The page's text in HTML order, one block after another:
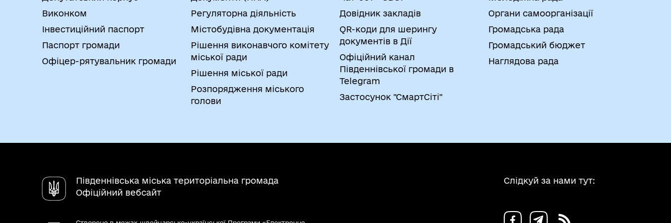
Виконком
Інвестиційний паспорт
Паспорт громади
Офіцер-рятувальник громади
Регуляторна діяльність
Містобудівна документація
Рішення виконавчого комітету
міської ради
Рішення міської ради
Розпорядження міського
голови
Довідник закладів
QR-коди для шерингу
документів в Дії
Офіційний канал
Південнівської громади в
Telegram
Застосунок "СмартСіті"
Органи самоорганізації
Громадська рада
Громадський бюджет
Наглядова рада
Південнівська міська територіальна громада
Офіційний вебсайт
Слідкуй за нами тут: